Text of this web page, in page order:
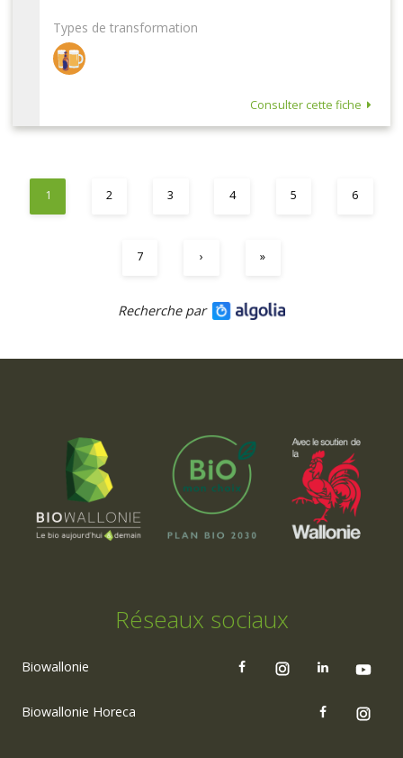
Types de transformation
Consulter cette fiche
1 2 3 4 5 6
7 › »
Recherche par
Réseaux sociaux
Biowallonie
Biowallonie Horeca